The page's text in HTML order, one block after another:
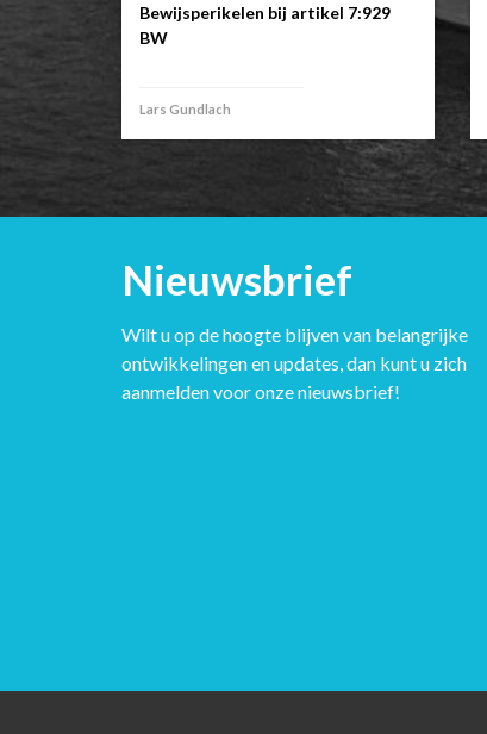
Bewijsperikelen bij artikel 7:929
BW
Lars Gundlach
Nieuwsbrief
Wilt u op de hoogte blijven van belangrijke
ontwikkelingen en updates, dan kunt u zich
aanmelden voor onze nieuwsbrief!